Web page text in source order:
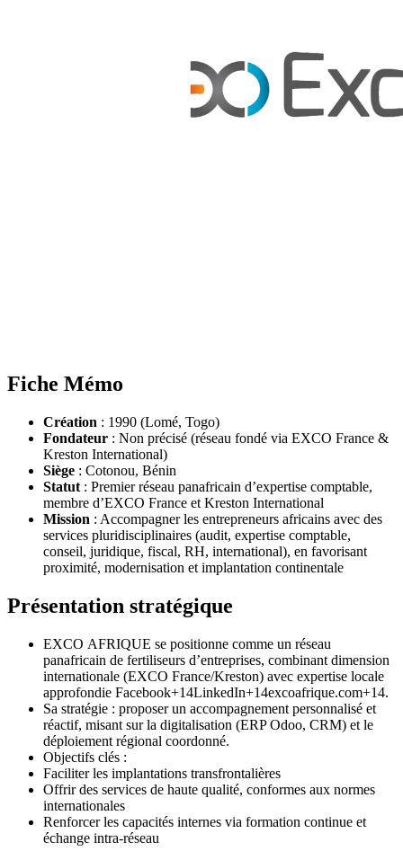
Fiche Mémo
Création : 1990 (Lomé, Togo)
Fondateur : Non précisé (réseau fondé via EXCO France &
Kreston International)
Siège : Cotonou, Bénin
Statut : Premier réseau panafricain d’expertise comptable,
membre d’EXCO France et Kreston International
Mission : Accompagner les entrepreneurs africains avec des
services pluridisciplinaires (audit, expertise comptable,
conseil, juridique, fiscal, RH, international), en favorisant
proximité, modernisation et implantation continentale
Présentation stratégique
EXCO AFRIQUE se positionne comme un réseau
panafricain de fertiliseurs d’entreprises, combinant dimension
internationale (EXCO France/Kreston) avec expertise locale
approfondie Facebook+14LinkedIn+14excoafrique.com+14.
Sa stratégie : proposer un accompagnement personnalisé et
réactif, misant sur la digitalisation (ERP Odoo, CRM) et le
déploiement régional coordonné.
Objectifs clés :
Faciliter les implantations transfrontalières
Offrir des services de haute qualité, conformes aux normes
internationales
Renforcer les capacités internes via formation continue et
échange intra-réseau